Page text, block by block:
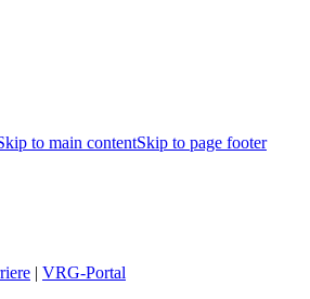
to main contentSkip to page footer
| VRG-Portal